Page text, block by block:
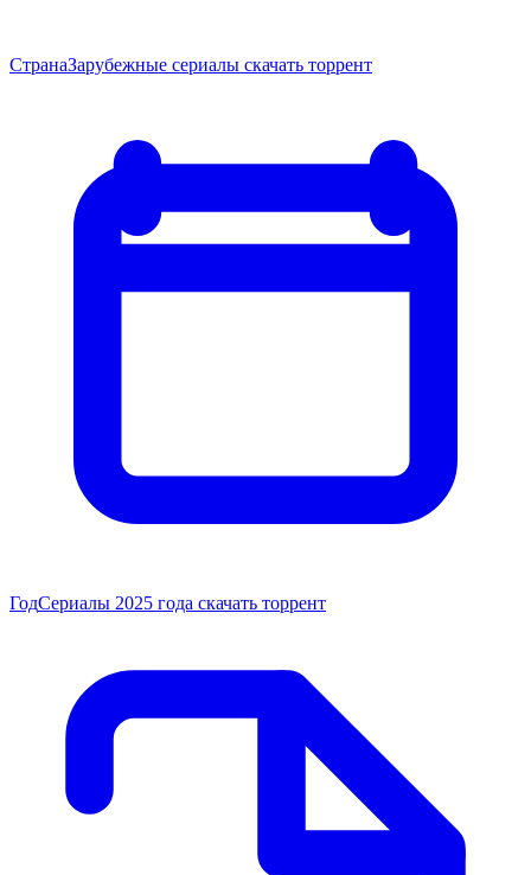
СтранаЗарубежные сериалы скачать торрент
ГодСериалы 2025 года скачать торрент